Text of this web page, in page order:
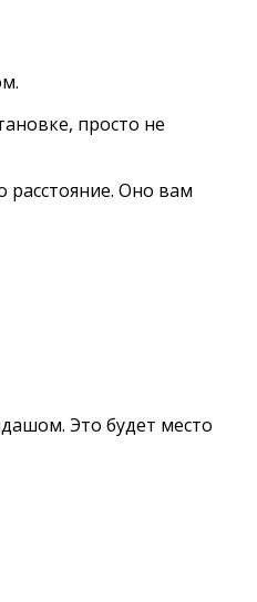
просто не
расстояние. Оно вам
Это будет место